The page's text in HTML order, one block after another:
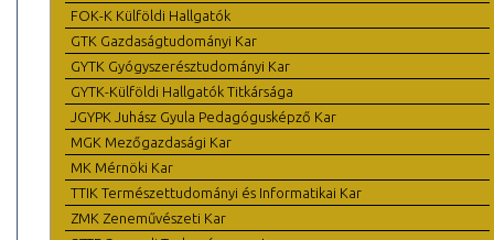
FOK-K Külföldi Hallgatók
GTK Gazdaságtudományi Kar
GYTK Gyógyszerésztudományi Kar
GYTK-Külföldi Hallgatók Titkársága
JGYPK Juhász Gyula Pedagógusképző Kar
MGK Mezőgazdasági Kar
MK Mérnöki Kar
TTIK Természettudományi és Informatikai Kar
ZMK Zeneművészeti Kar